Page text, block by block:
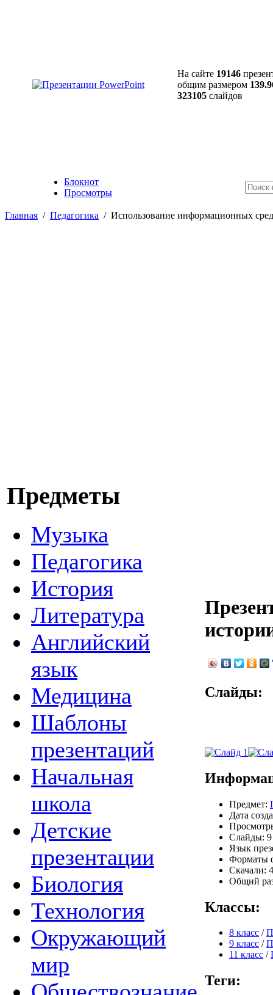
На сайте 19146
общим размером
323105 слайдов
Блокнот
Просмотры
Главная / Педагогика / Использование информационных
Предметы
Музыка
Педагогика
История
Литература
Английский
язык
Медицина
Шаблоны
презентаций
Начальная
школа
Детские
презентации
Биология
Технология
Окружающий
мир
Слайды:
Предмет:
Дата
Слайды: 9
Язык
Форматы
Скачали:
Общий
Классы:
8 класс /
9 класс /
11 класс /
Теги: